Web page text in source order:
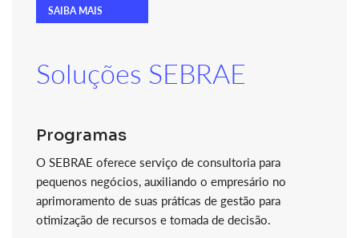
SAIBA MAIS
Soluções SEBRAE
Programas
O SEBRAE oferece serviço de consultoria para
pequenos negócios, auxiliando o empresário no
aprimoramento de suas práticas de gestão para
otimização de recursos e tomada de decisão.